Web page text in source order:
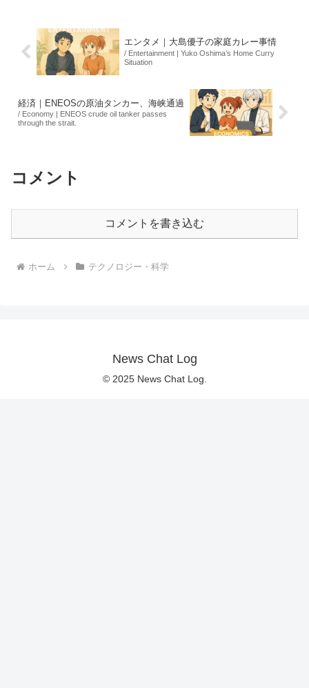
エンタメ｜大島優子の家庭カレー事情
/ Entertainment | Yuko Oshima’s Home Curry
Situation
経済｜ENEOSの原油タンカー、海峡通過
/ Economy | ENEOS crude oil tanker passes
through the strait.
コメント
コメントを書き込む
ホーム テクノロジー・科学
News Chat Log
© 2025 News Chat Log.